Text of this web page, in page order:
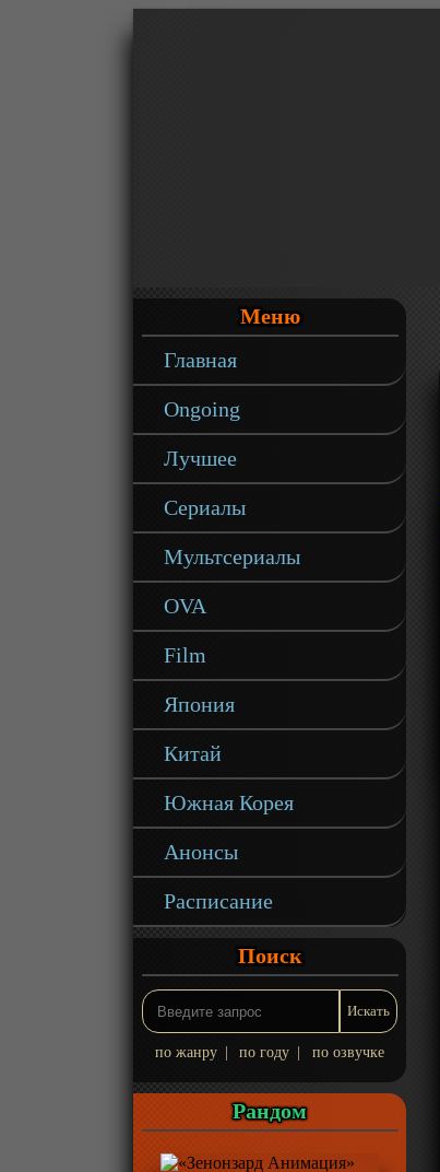
Меню
Главная
Ongoing
Лучшее
Сериалы
Мультсериалы
OVA
Film
Япония
Китай
Южная Корея
Анонсы
Расписание
Поиск
по жанру по году по озвучке
Рандом